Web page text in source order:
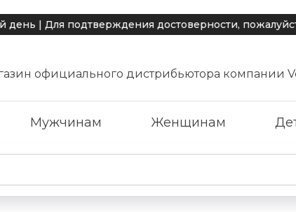
подтверждения достоверности, пожалуйста,
официального дистрибьютора компании
Мужчинам Женщинам